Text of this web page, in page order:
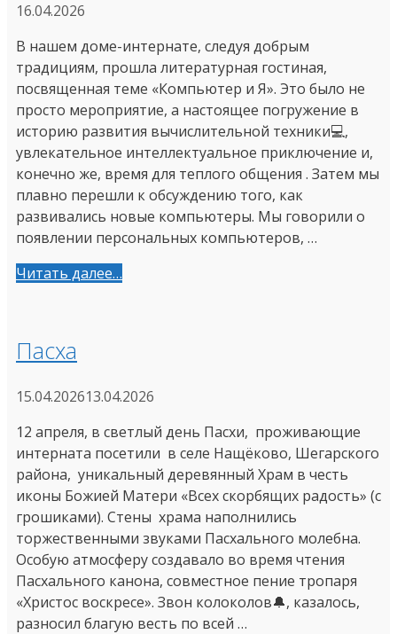
16.04.2026
В нашем доме-интернате, следуя добрым
традициям, прошла литературная гостиная,
посвященная теме «Компьютер и Я». Это было не
просто мероприятие, а настоящее погружение в
историю развития вычислительной техники💻,
увлекательное интеллектуальное приключение и,
конечно же, время для теплого общения . Затем мы
плавно перешли к обсуждению того, как
развивались новые компьютеры. Мы говорили о
появлении персональных компьютеров, …
Читать далее…
Пасха
15.04.202613.04.2026
12 апреля, в светлый день Пасхи, проживающие
интерната посетили в селе Нащёково, Шегарского
района, уникальный деревянный Храм в честь
иконы Божией Матери «Всех скорбящих радость» (с
грошиками). Стены храма наполнились
торжественными звуками Пасхального молебна.
Особую атмосферу создавало во время чтения
Пасхального канона, совместное пение тропаря
«Христос воскресе». Звон колоколов🔔, казалось,
разносил благую весть по всей …